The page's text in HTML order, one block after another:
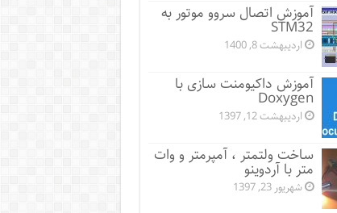
آموزش اتصال سروو موتور به
STM32
اردیبهشت 8, 1400
آموزش داکیومنت سازی با
Doxygen
اردیبهشت 12, 1397
ساخت ولتمتر ، آمپرمتر و وات
متر با آردوینو
شهریور 23, 1397